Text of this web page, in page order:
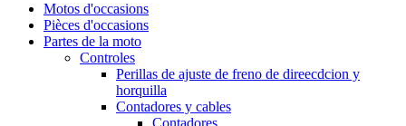
Motos d'occasions
Pièces d'occasions
Partes de la moto
Controles
Perillas de ajuste de freno de direecdcion y
horquilla
Contadores y cables